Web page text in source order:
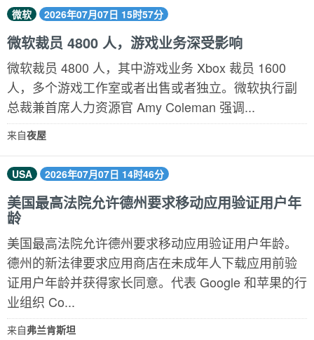
微软 2026年07月07日 15时57分
微软裁员 4800 人，游戏业务深受影响
微软裁员 4800 人，其中游戏业务 Xbox 裁员 1600
人，多个游戏工作室或者出售或者独立。微软执行副
总裁兼首席人力资源官 Amy Coleman 强调...
来自夜屋
USA 2026年07月07日 14时46分
美国最高法院允许德州要求移动应用验证用户年
龄
美国最高法院允许德州要求移动应用验证用户年龄。
德州的新法律要求应用商店在未成年人下载应用前验
证用户年龄并获得家长同意。代表 Google 和苹果的行
业组织 Co...
来自弗兰肯斯坦